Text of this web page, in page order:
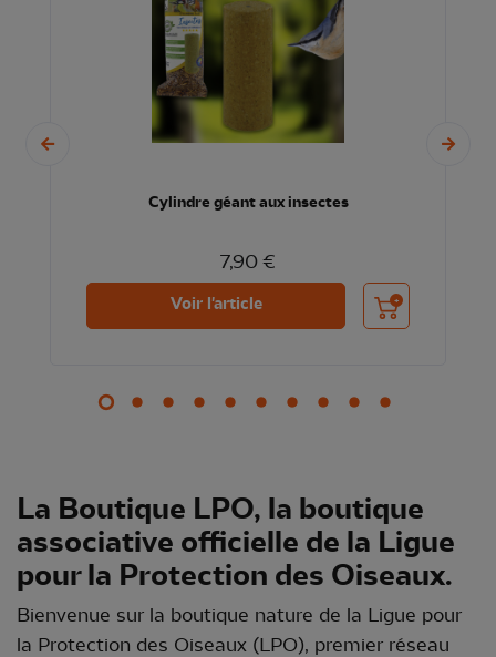
Cylindre géant aux insectes
7,90 €
Voir l'article Ajouter au panier
La Boutique LPO, la boutique
associative officielle de la Ligue
pour la Protection des Oiseaux.
Bienvenue sur la boutique nature de la Ligue pour
la Protection des Oiseaux (LPO), premier réseau